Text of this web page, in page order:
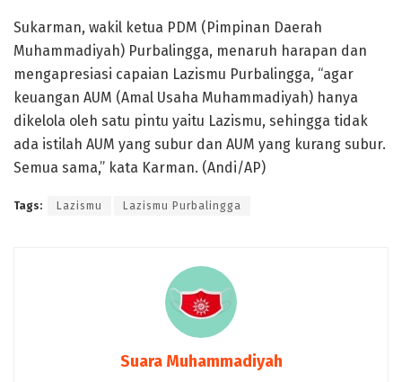
Sukarman, wakil ketua PDM (Pimpinan Daerah
Muhammadiyah) Purbalingga, menaruh harapan dan
mengapresiasi capaian Lazismu Purbalingga, “agar
keuangan AUM (Amal Usaha Muhammadiyah) hanya
dikelola oleh satu pintu yaitu Lazismu, sehingga tidak
ada istilah AUM yang subur dan AUM yang kurang subur.
Semua sama,” kata Karman. (Andi/AP)
Tags: Lazismu Lazismu Purbalingga
Suara Muhammadiyah